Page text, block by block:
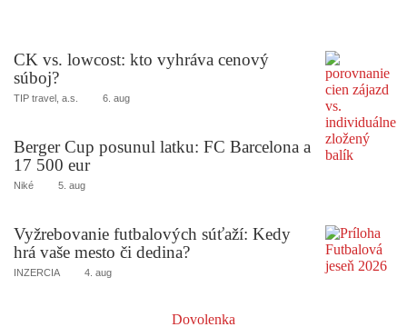
CK vs. lowcost: kto vyhráva cenový
súboj?
TIP travel, a.s. 6. aug
Berger Cup posunul latku: FC Barcelona a
17 500 eur
Niké 5. aug
Vyžrebovanie futbalových súťaží: Kedy
hrá vaše mesto či dedina?
INZERCIA 4. aug
Dovolenka